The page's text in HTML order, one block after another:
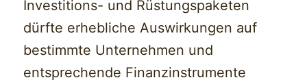
Investitions- und Rüstungspaketen
dürfte erhebliche Auswirkungen auf
bestimmte Unternehmen und
entsprechende Finanzinstrumente